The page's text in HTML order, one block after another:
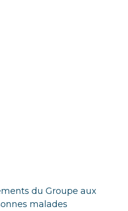
du Groupe aux
malades